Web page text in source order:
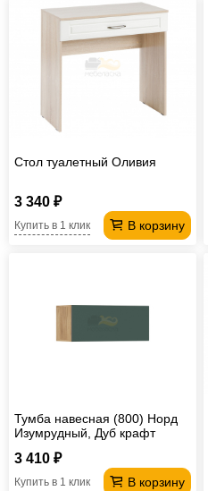
Стол туалетный Оливия
3 340 ₽
В корзину
Купить в 1 клик
Тумба навесная (800) Норд
Изумрудный, Дуб крафт
3 410 ₽
В корзину
Купить в 1 клик